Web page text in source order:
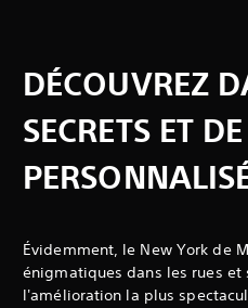
DÉCOUVREZ
SECRETS ET
Évidemment, le New York de
énigmatiques dans les rues
l'amélioration la plus